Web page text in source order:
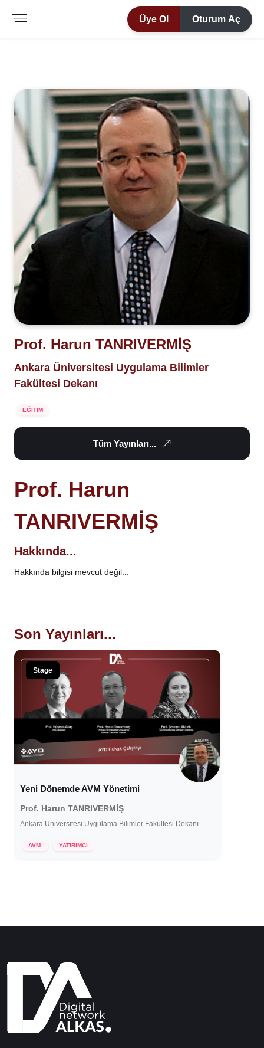
Üye Ol Oturum Aç
Prof. Harun TANRIVERMİŞ
Ankara Üniversitesi Uygulama Bilimler
Fakültesi Dekanı
EĞİTİM
Tüm Yayınları...
Prof. Harun
TANRIVERMİŞ
Hakkında...
Hakkında bilgisi mevcut değil...
Son Yayınları...
Stage
Yeni Dönemde AVM Yönetimi
Prof. Harun TANRIVERMİŞ
Ankara Üniversitesi Uygulama Bilimler Fakültesi Dekanı
AVM YATIRIMCI